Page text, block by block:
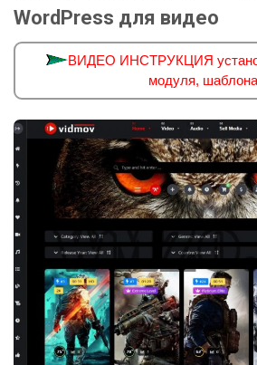
WordPress для видео
ВИДЕО ИНСТРУКЦИЯ
модуля, шаблона